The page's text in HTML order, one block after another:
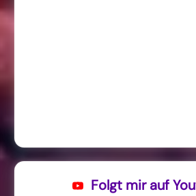
Folgt mir auf